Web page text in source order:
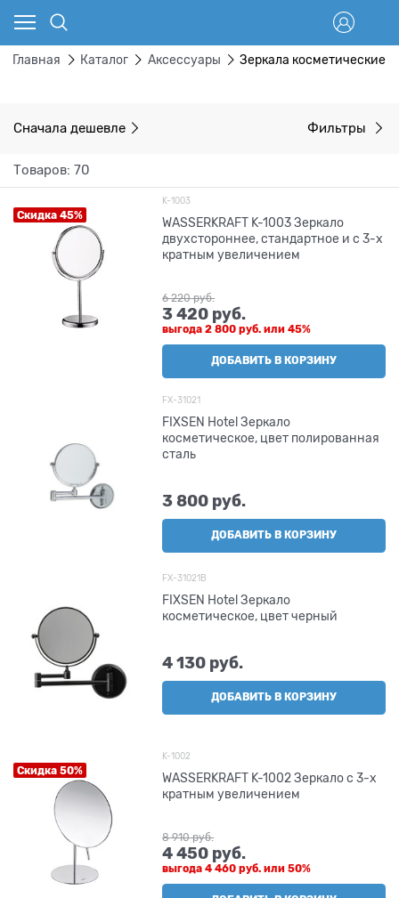
Главная Каталог Аксессуары Зеркала косметические
Сначала дешевле Фильтры
Товаров: 70
Скидка 45%
K-1003
WASSERKRAFT K-1003 Зеркало
двухстороннее, стандартное и с 3-х
кратным увеличением
6 220 руб.
3 420 руб.
выгода2 800 руб. или45%
ДОБАВИТЬ В КОРЗИНУ
FX-31021
FIXSEN Hotel Зеркало
косметическое, цвет полированная
сталь
3 800 руб.
ДОБАВИТЬ В КОРЗИНУ
FX-31021B
FIXSEN Hotel Зеркало
косметическое, цвет черный
4 130 руб.
ДОБАВИТЬ В КОРЗИНУ
Скидка 50%
K-1002
WASSERKRAFT K-1002 Зеркало с 3-х
кратным увеличением
8 910 руб.
4 450 руб.
выгода4 460 руб. или50%